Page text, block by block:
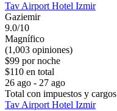
Tav Airport Hotel Izmir
Gaziemir
9.0/10
Magnífico
(1,003 opiniones)
$99 por noche
$110 en total
26 ago - 27 ago
Total con impuestos y cargos
Tav Airport Hotel Izmir